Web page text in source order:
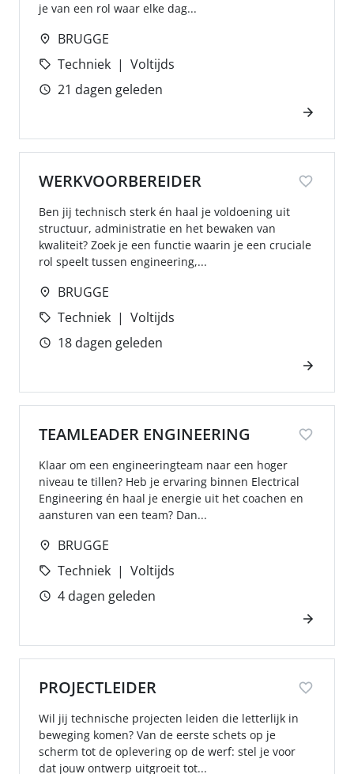
je van een rol waar elke dag...
BRUGGE
Techniek
Voltijds
21 dagen geleden
WERKVOORBEREIDER
Ben jij technisch sterk én haal je voldoening uit
structuur, administratie en het bewaken van
kwaliteit? Zoek je een functie waarin je een cruciale
rol speelt tussen engineering,...
BRUGGE
Techniek
Voltijds
18 dagen geleden
TEAMLEADER ENGINEERING
Klaar om een engineeringteam naar een hoger
niveau te tillen? Heb je ervaring binnen Electrical
Engineering én haal je energie uit het coachen en
aansturen van een team? Dan...
BRUGGE
Techniek
Voltijds
4 dagen geleden
PROJECTLEIDER
Wil jij technische projecten leiden die letterlijk in
beweging komen? Van de eerste schets op je
scherm tot de oplevering op de werf: stel je voor
dat jouw ontwerp uitgroeit tot...